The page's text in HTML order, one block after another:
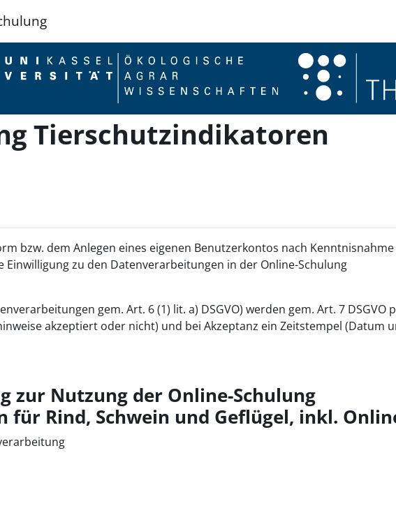
Tierschutzindikatoren
bzw. dem Anlegen eines eigenen Benutzerkontos nach
Einwilligung zu den Datenverarbeitungen in der Online-Schulung
gem. Art. 6 (1) lit. a) DSGVO) werden gem. Art. 7 DSGVO
akzeptiert oder nicht) und bei Akzeptanz ein Zeitstempel (Datum
zur Nutzung der Online-Schulung
Rind, Schwein und Geflügel, inkl.